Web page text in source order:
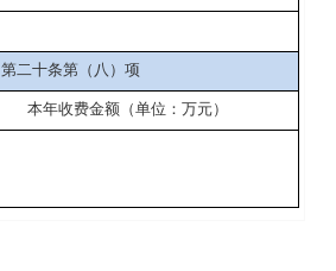
第二十条第（八）项
本年收费金额（单位：万元）